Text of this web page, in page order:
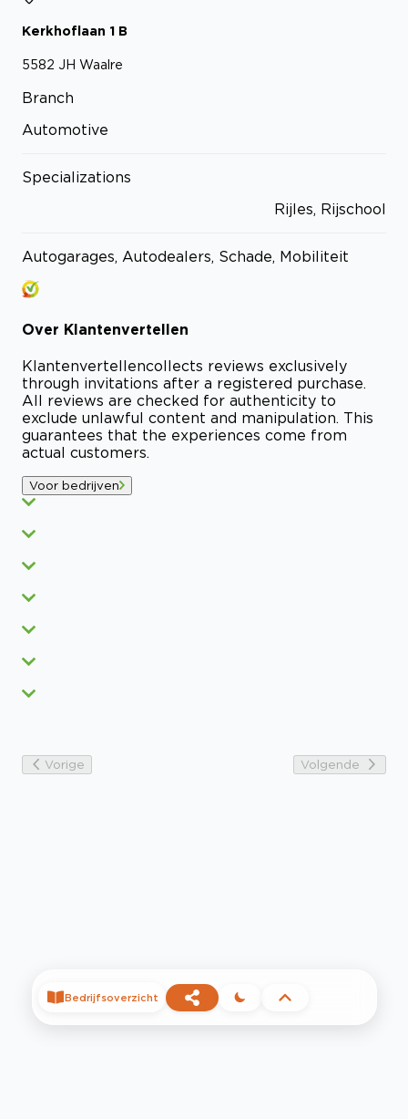
Kerkhoflaan 1 B
5582 JH Waalre
Branch
Automotive
Specializations
Rijles, Rijschool
Autogarages, Autodealers, Schade, Mobiliteit
Over Klantenvertellen
Klantenvertellencollects reviews exclusively
through invitations after a registered purchase.
All reviews are checked for authenticity to
exclude unlawful content and manipulation. This
guarantees that the experiences come from
actual customers.
Voor bedrijven
Vorige Volgende
Bedrijfsoverzicht